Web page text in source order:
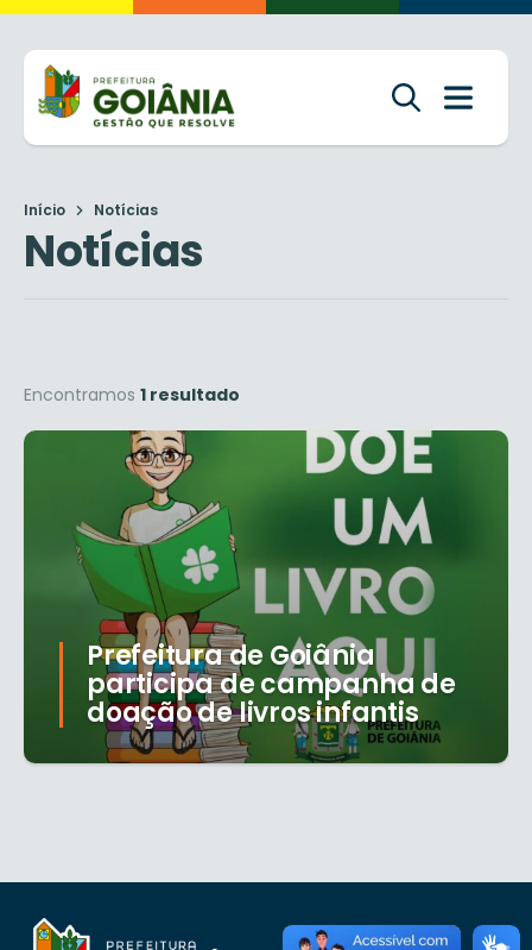
Início Notícias
Notícias
Encontramos 1 resultado
Prefeitura de Goiânia
participa de campanha de
doação de livros infantis